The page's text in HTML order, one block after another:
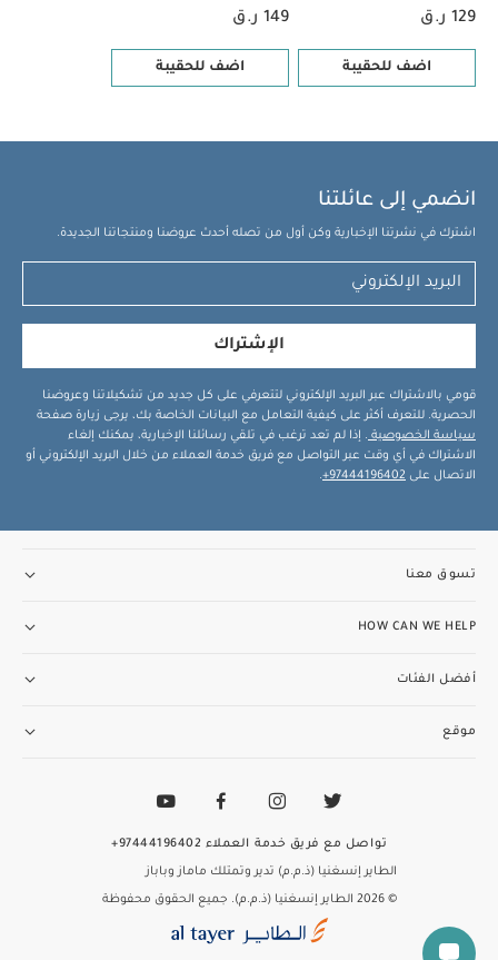
عضوي بلون أبيض - 5 قطع
129 ر.ق
اضف للحقيبة
149 ر.ق
اضف للحقيبة
انضمي إلى عائلتنا
اشترك في نشرتنا الإخبارية وكن أول من تصله أحدث عروضنا ومنتجاتنا الجديدة.
الإشتراك
قومي بالاشتراك عبر البريد الإلكتروني لتتعرفي على كل جديد من تشكيلاتنا وعروضنا
الحصرية. للتعرف أكثر على كيفية التعامل مع البيانات الخاصة بك، يرجى زيارة صفحة
سياسة الخصوصية . إذا لم تعد ترغب في تلقي رسائلنا الإخبارية، يمكنك إلغاء
الاشتراك في أي وقت عبر التواصل مع فريق خدمة العملاء من خلال البريد الإلكتروني أو
الاتصال على 97444196402+
.
تسوق معنا
HOW CAN WE HELP
أفضل الفئات
موقع
الطاير إنسغنيا (ذ.م.م) تدير وتمتلك ماماز وباباز
© 2026 الطاير إنسغنيا (ذ.م.م). جميع الحقوق محفوظة
تواصل مع فريق خدمة العملاء 97444196402+